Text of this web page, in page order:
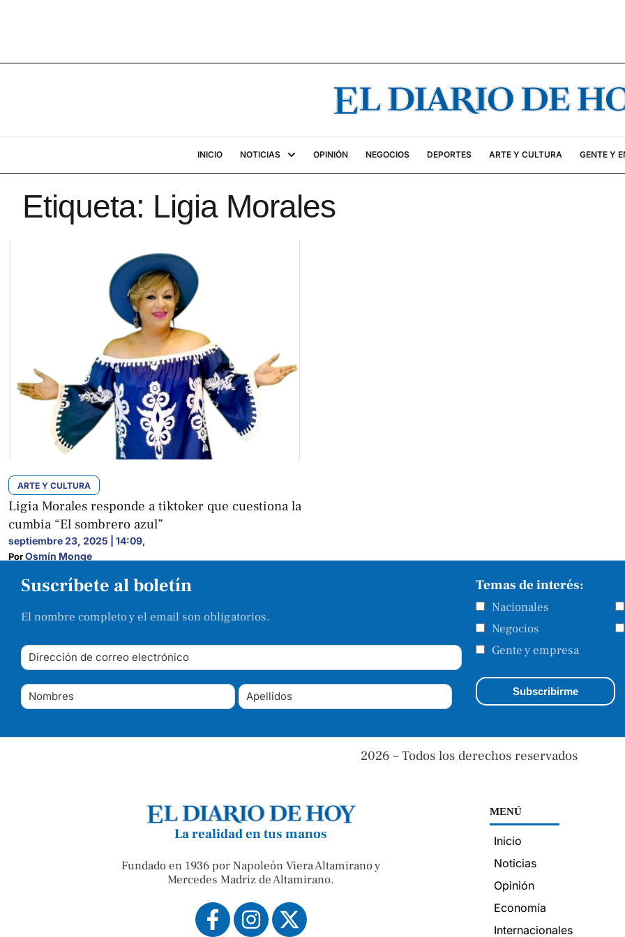
INICIO NOTICIAS OPINIÓN NEGOCIOS DEPORTES ARTE Y CULTURA GENTE Y
Etiqueta: Ligia Morales
ARTE Y CULTURA
Ligia Morales responde a tiktoker que cuestiona la
cumbia “El sombrero azul”
septiembre 23, 2025 | 14:09,
Por Osmín Monge
Suscríbete al boletín
El nombre completo y el email son obligatorios.
Temas de interés:
Nacionales
Negocios
Gente y empresa
2026 – Todos los derechos reservados
La realidad en tus manos
Fundado en 1936 por Napoleón Viera Altamirano y
Mercedes Madriz de Altamirano.
MENÚ
Inicio
Noticias
Opinión
Economía
Internacionales